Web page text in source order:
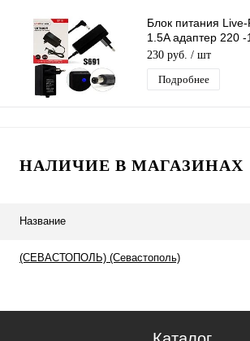
Блок питания
1.5A адаптер 220
м, штекер 4,0*1,7
230 руб. / шт
Подробнее
НАЛИЧИЕ В МАГАЗИНАХ
Название
(СЕВАСТОПОЛЬ) (Севастополь)